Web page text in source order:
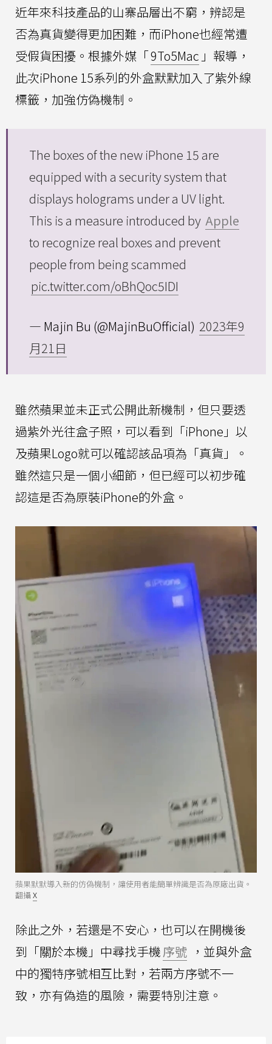
近年來科技產品的山寨品層出不窮，辨認是
否為真貨變得更加困難，而iPhone也經常遭
受假貨困擾。根據外媒「9To5Mac 」報導，
此次iPhone 15系列的外盒默默加入了紫外線
標籤，加強仿偽機制。
The boxes of the new iPhone 15 are
equipped with a security system that
displays holograms under a UV light.
This is a measure introduced by Apple
to recognize real boxes and prevent
people from being scammed
pic.twitter.com/oBhQoc5IDI
— Majin Bu (@MajinBuOfficial) 2023年9
月21日
雖然蘋果並未正式公開此新機制，但只要透
過紫外光往盒子照，可以看到「iPhone」以
及蘋果Logo就可以確認該品項為「真貨」。
雖然這只是一個小細節，但已經可以初步確
認這是否為原裝iPhone的外盒。
蘋果默默導入新的仿偽機制，讓使用者能簡單辨識是否為原廠出貨。
翻攝X
除此之外，若還是不安心，也可以在開機後
到「關於本機」中尋找手機序號 ，並與外盒
中的獨特序號相互比對，若兩方序號不一
致，亦有偽造的風險，需要特別注意。